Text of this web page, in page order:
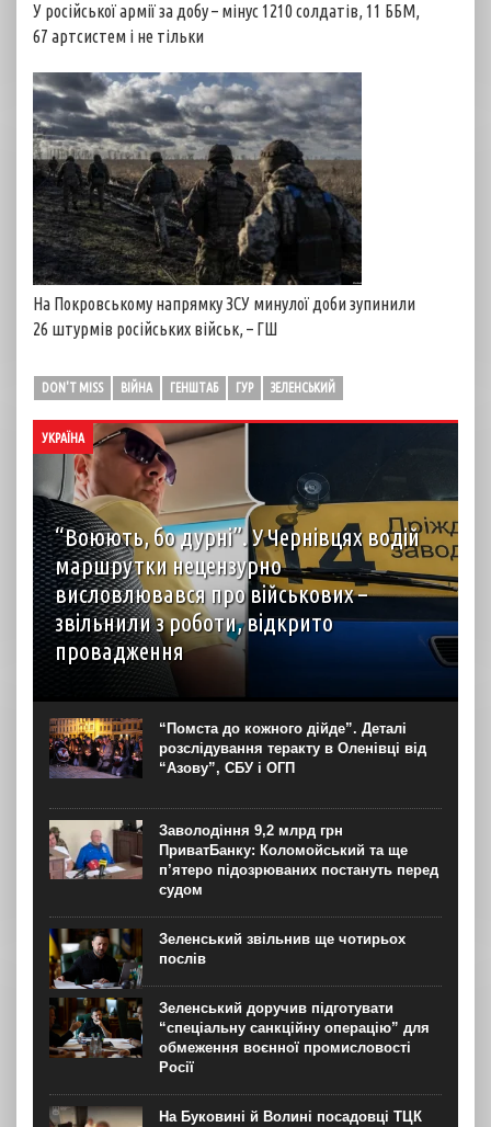
У російської армії за добу – мінус 1210 солдатів, 11 ББМ,
67 артсистем і не тільки
На Покровському напрямку ЗСУ минулої доби зупинили
26 штурмів російських військ, – ГШ
DON'T MISS ВІЙНА ГЕНШТАБ ГУР ЗЕЛЕНСЬКИЙ
УКРАЇНА
“Воюють, бо дурні”. У Чернівцях водій
маршрутки нецензурно
висловлювався про військових –
звільнили з роботи, відкрито
провадження
Це сталося через конфлікт із пасажирами, під час якого
чоловік, зокрема, нецензурно висловлювався про
військових. Правоохоронці розпочали кримінальне
провадження за фактом...
“Помста до кожного дійде”. Деталі
розслідування теракту в Оленівці від
“Азову”, СБУ і ОГП
Заволодіння 9,2 млрд грн
ПриватБанку: Коломойський та ще
п’ятеро підозрюваних постануть перед
судом
Зеленський звільнив ще чотирьох
послів
Зеленський доручив підготувати
“спеціальну санкційну операцію” для
обмеження воєнної промисловості
Росії
На Буковині й Волині посадовці ТЦК